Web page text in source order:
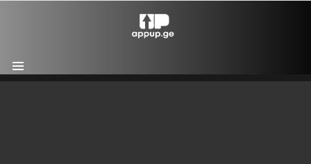
Menu